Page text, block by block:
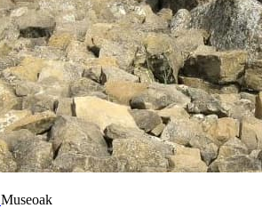
Museoak